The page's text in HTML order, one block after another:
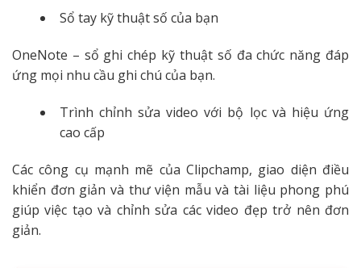
Sổ tay kỹ thuật số của bạn
OneNote – sổ ghi chép kỹ thuật số đa chức năng đáp
ứng mọi nhu cầu ghi chú của bạn.
Trình chỉnh sửa video với bộ lọc và hiệu ứng
cao cấp
Các công cụ mạnh mẽ của Clipchamp, giao diện điều
khiển đơn giản và thư viện mẫu và tài liệu phong phú
giúp việc tạo và chỉnh sửa các video đẹp trở nên đơn
giản.